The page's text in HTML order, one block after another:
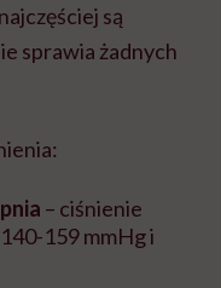
są
sprawia żadnych
– ciśnienie
159 mmHg i